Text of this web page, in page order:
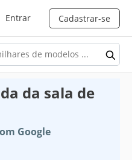
Entrar Cadastrar-se
da sala de
Google